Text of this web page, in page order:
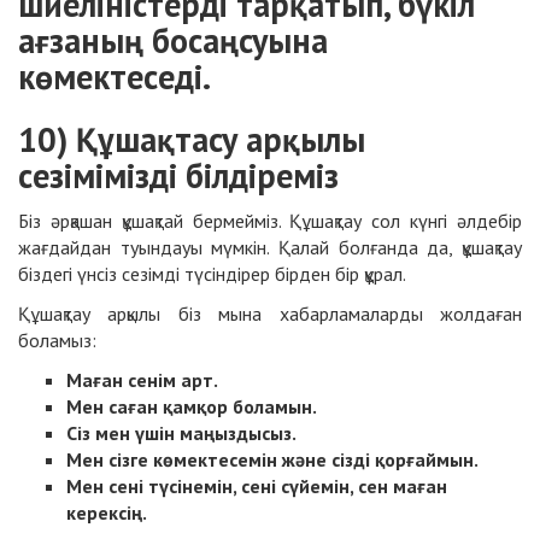
ағзаның босаңсуына
көмектеседі.
10) Құшақтасу арқылы
сезімімізді білдіреміз
Біз әрқашан құшақтай бермейміз. Құшақтау сол күнгі әлдебір
жағдайдан туындауы мүмкін. Қалай болғанда да, құшақтау
біздегі үнсіз сезімді түсіндірер бірден бір құрал.
Құшақтау арқылы біз мына хабарламаларды жолдаған
боламыз:
Маған сенім арт.
Мен саған қамқор боламын.
Сіз мен үшін маңыздысыз.
Мен сізге көмектесемін және сізді қорғаймын.
Мен сені түсінемін, сені сүйемін, сен маған
керексің.